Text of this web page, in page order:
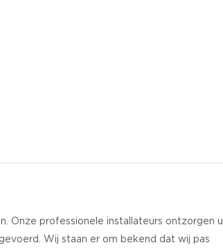
Onze professionele installateurs ontzorgen u
Wij staan er om bekend dat wij pas